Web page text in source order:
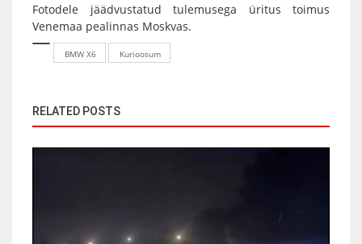
Fotodele jäädvustatud tulemusega üritus toimus
Venemaa pealinnas Moskvas.
BMW X6 Kurioosum
RELATED POSTS